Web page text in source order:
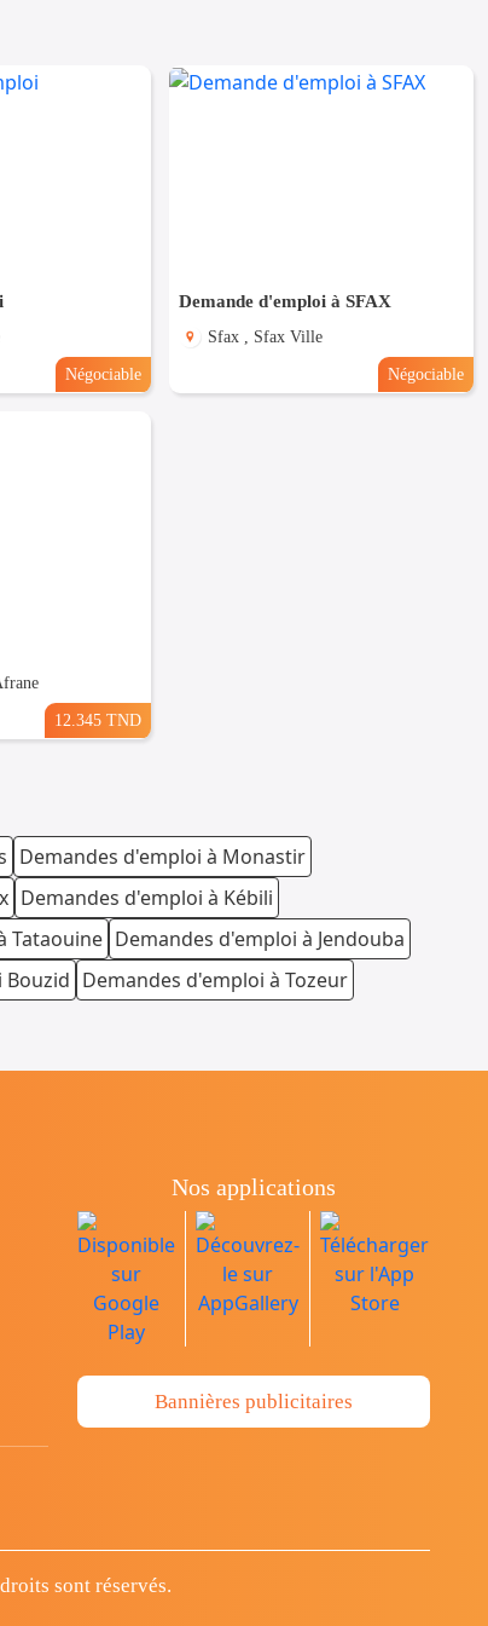
Négociable
Demande d'emploi à SFAX
Sfax , Sfax Ville
Négociable
12.345 TND
Demandes d'emploi à Monastir
Demandes d'emploi à Kébili
Tataouine Demandes d'emploi à Jendouba
Bouzid Demandes d'emploi à Tozeur
Nos applications
Bannières publicitaires
sont réservés.